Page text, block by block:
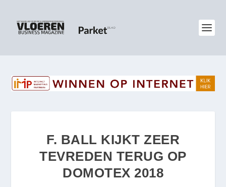
F. BALL KIJKT ZEER
TEVREDEN TERUG OP
DOMOTEX 2018